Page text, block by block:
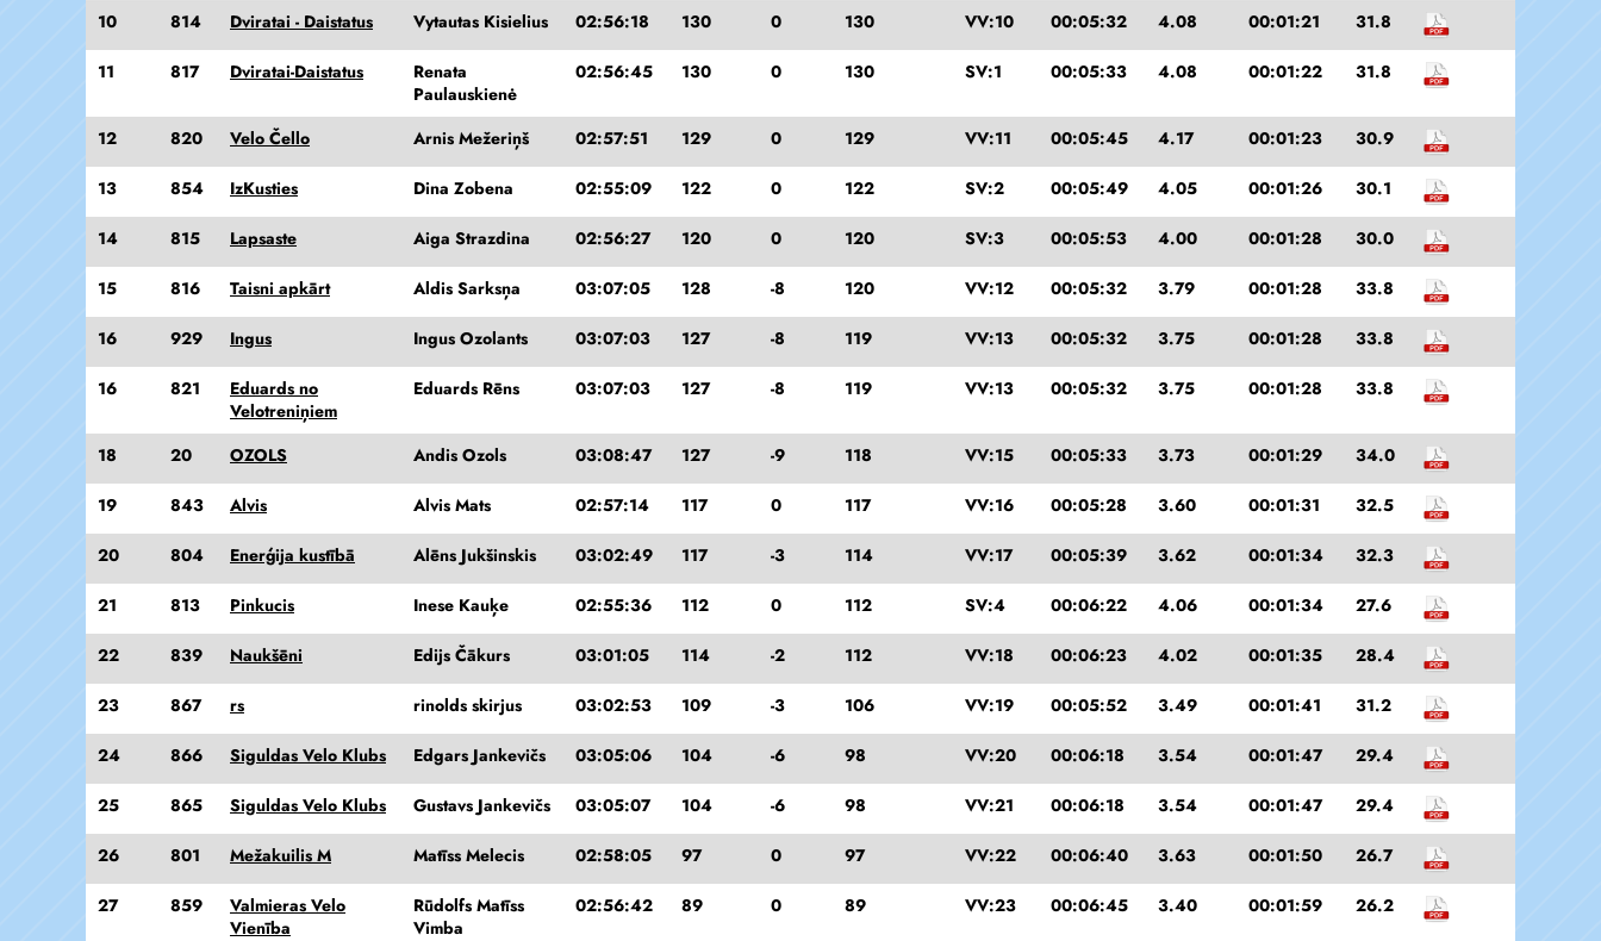
10 814 Dviratai - Daistatus Vytautas Kisielius 02:56:18 130 0 130 VV:10 00:05:32 4.08 00:01:21 31.8
11 817 Dviratai-Daistatus
Renata
Paulauskienė
02:56:45 130 0 130 SV:1 00:05:33 4.08 00:01:22 31.8
12 820 Velo Čello Arnis Mežeriņš 02:57:51 129 0 129 VV:11 00:05:45 4.17 00:01:23 30.9
13 854 IzKusties Dina Zobena 02:55:09 122 0 122 SV:2 00:05:49 4.05 00:01:26 30.1
14 815 Lapsaste Aiga Strazdina 02:56:27 120 0 120 SV:3 00:05:53 4.00 00:01:28 30.0
15 816 Taisni apkārt Aldis Sarksņa 03:07:05 128 -8 120 VV:12 00:05:32 3.79 00:01:28 33.8
16 929 Ingus Ingus Ozolants 03:07:03 127 -8 119 VV:13 00:05:32 3.75 00:01:28 33.8
16 821
Eduards no
Velotreniņiem
Eduards Rēns 03:07:03 127 -8 119 VV:13 00:05:32 3.75 00:01:28 33.8
18 20 OZOLS Andis Ozols 03:08:47 127 -9 118 VV:15 00:05:33 3.73 00:01:29 34.0
19 843 Alvis Alvis Mats 02:57:14 117 0 117 VV:16 00:05:28 3.60 00:01:31 32.5
20 804 Enerģija kustībā Alēns Jukšinskis 03:02:49 117 -3 114 VV:17 00:05:39 3.62 00:01:34 32.3
21 813 Pinkucis Inese Kauķe 02:55:36 112 0 112 SV:4 00:06:22 4.06 00:01:34 27.6
22 839 Naukšēni Edijs Čākurs 03:01:05 114 -2 112 VV:18 00:06:23 4.02 00:01:35 28.4
23 867 rs rinolds skirjus 03:02:53 109 -3 106 VV:19 00:05:52 3.49 00:01:41 31.2
24 866 Siguldas Velo Klubs Edgars Jankevičs 03:05:06 104 -6 98 VV:20 00:06:18 3.54 00:01:47 29.4
25 865 Siguldas Velo Klubs Gustavs Jankevičs 03:05:07 104 -6 98 VV:21 00:06:18 3.54 00:01:47 29.4
26 801 Mežakuilis M Matīss Melecis 02:58:05 97 0 97 VV:22 00:06:40 3.63 00:01:50 26.7
27 859
Valmieras Velo
Vienība
Rūdolfs Matīss
Vimba
02:56:42 89 0 89 VV:23 00:06:45 3.40 00:01:59 26.2